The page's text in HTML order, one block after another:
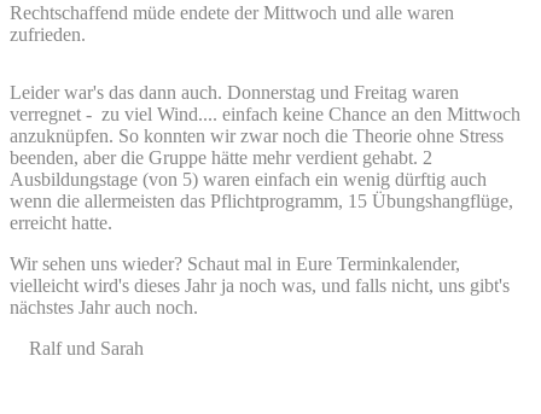
Rechtschaffend müde endete der Mittwoch und alle waren
zufrieden.
Leider war's das dann auch. Donnerstag und Freitag waren
verregnet - zu viel Wind.... einfach keine Chance an den Mittwoch
anzuknüpfen. So konnten wir zwar noch die Theorie ohne Stress
beenden, aber die Gruppe hätte mehr verdient gehabt. 2
Ausbildungstage (von 5) waren einfach ein wenig dürftig auch
wenn die allermeisten das Pflichtprogramm, 15 Übungshangflüge,
erreicht hatte.
Wir sehen uns wieder? Schaut mal in Eure Terminkalender,
vielleicht wird's dieses Jahr ja noch was, und falls nicht, uns gibt's
nächstes Jahr auch noch.
Ralf und Sarah